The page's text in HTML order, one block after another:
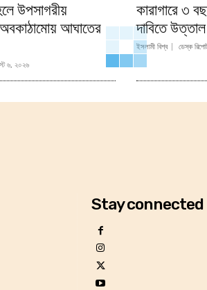
উপসাগরীয়
আঘাতের
৬, ২০২৬
কারাগারে ৩
দাবিতে
ইসলামী বিশ্ব ডেস্ক
Stay connected